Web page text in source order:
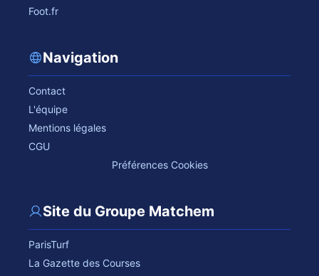
Foot.fr
Navigation
Contact
L'équipe
Mentions légales
CGU
Préférences Cookies
Site du Groupe Matchem
ParisTurf
La Gazette des Courses